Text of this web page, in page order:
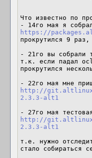
Что известно по
https://
прокрутился 9
- 21го вы собрали
т.к. если падал
прокрутился
http://
2.3.3-alt1
http://
2.3.3-alt1
т.е. нужно
стало собираться